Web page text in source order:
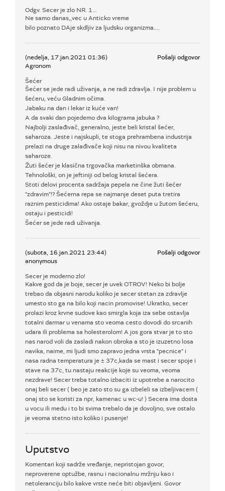
Odgv. Secer je zlo NR. 1...
Ne samo danas,,vec u Anticko vreme
bilo poznato DAje skdljiv za ljudsku organizma....
(nedelja, 17.jan.2021 01:36)
Agronom
Pošalji odgovor
Šećer
Šećer se jede radi uživanja, a ne radi zdravlja. I nije problem u
šećeru, veću Gladnim očima.
Jabaku na dan i lekar iz kuće van!
A da svaki dan pojedemo dva kilograma jabuka ?
Najbolji zaslađivač, generalno, jeste beli kristal šećer,
saharoza. Jeste i najskupli, te stoga prehrambena industrija
prelazi na druge zalađivače koji nisu na nivou kvaliteta
saharoze.
Žuti šećer je klasična trgovačka marketinška obmana.
Tehnološki, on je jeftiniji od belog kristal šećera.
Stoti delovi procenta sadržaja pepela ne čine žuti šećer
"zdravim"!? Šećerna repa se najmanje deset puta tretira
raznim pesticidima! Ako ostaje bakar, gvoždje u žutom šećeru,
ostaju i pesticidi!
Šećer se jede radi uživanja.
(subota, 16.jan.2021 23:44)
anonymous
Pošalji odgovor
Secer je moderno zlo!
Kakve god da je boje, secer je uvek OTROV! Neko bi bolje
trebao da objasni narodu koliko je secer stetan za zdravlje
umesto sto ga na bilo koji nacin promovise! Ukratko, secer
prolazi kroz krvne sudove kao smirgla koja iza sebe ostavlja
totalni darmar u venama sto veoma cesto dovodi do srcanih
udara ili problema sa holesterolom! A jos gora stvar je to sto
nas narod voli da zasladi nakon obroka a sto je izuzetno losa
navika, naime, mi ljudi smo zapravo jedna vrsta "pecnice" i
nasa radna temperatura je ± 37c,kada se mast i secer spoje i
stave na 37c, tu nastaju reakcije koje su veoma, veoma
nezdrave! Secer treba totalno izbaciti iz upotrebe a narocito
onaj beli secer ( beo je zato sto su ga izbeleli sa izbeljivacem (
onaj sto se koristi za npr, kamenac u wc-u! ) Secera ima dosta
u vocu ili medu i to bi svima trebalo da je dovoljno, sve ostalo
je veoma stetno isto koliko i pusenje!
Uputstvo
Komentari koji sadrže vređanje, nepristojan govor,
neproverene optužbe, rasnu i nacionalnu mržnju kao i
netoleranciju bilo kakve vrste neće biti objavljeni. Govor